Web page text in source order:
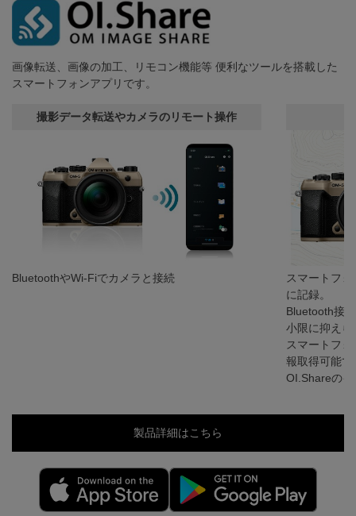
画像転送、画像の加工、リモコン機能等 便利なツールを搭載した
スマートフォンアプリです。
撮影データ転送やカメラのリモート操作
BluetoothやWi-Fiでカメラと接続
スマートフ
に記録。
Bluetooth接
小限に抑えら
スマートフ
報取得可能で
OI.Shareの
製品詳細はこちら